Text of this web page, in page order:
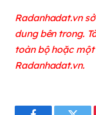
Radanhadat.vn
dung bên trong.
toàn bộ hoặc
Radanhadat.vn.